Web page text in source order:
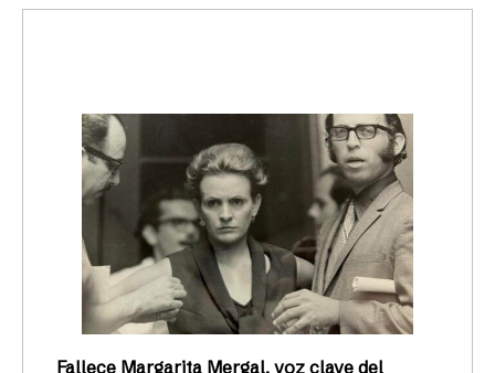
Fallece Margarita Mergal, voz clave del